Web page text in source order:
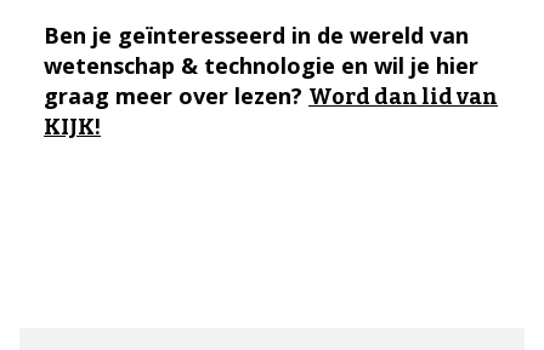
Ben je geïnteresseerd in de wereld van
wetenschap & technologie en wil je hier
graag meer over lezen? Word dan lid van
KIJK!